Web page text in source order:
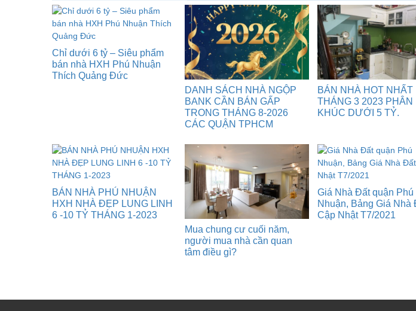
Chỉ dưới 6 tỷ – Siêu phẩm
bán nhà HXH Phú Nhuận
Thích Quảng Đức
DANH SÁCH NHÀ NGỘP
BANK CẦN BÁN GẤP
TRONG THÁNG 8-2026
CÁC QUẬN TPHCM
BÁN NHÀ HOT NHẤT
THÁNG 3 2023 PHÂN
KHÚC DƯỚI 5 TỶ.
BÁN NHÀ PHÚ NHUẬN
HXH NHÀ ĐẸP LUNG LINH
6 -10 TỶ THÁNG 1-2023
Mua chung cư cuối năm,
người mua nhà cần quan
tâm điều gì?
Giá Nhà Đất quận Phú
Nhuận, Bảng Giá Nhà
Cập Nhật T7/2021